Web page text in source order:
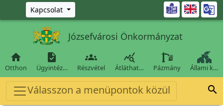
Ugrás a fő tartalomra
Kapcsolat 
Józsefvárosi Önkormányzat

Otthon

Ügyintéz…

Részvétel

Átláthat… Pázmány Állami k…
Válasszon a menüpontok közül 